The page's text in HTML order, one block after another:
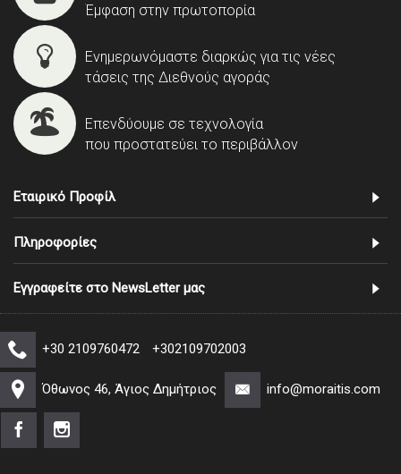
Έμφαση στην πρωτοπορία
Ενημερωνόμαστε διαρκώς για τις νέες
τάσεις της Διεθνούς αγοράς
Επενδύουμε σε τεχνολογία
που προστατεύει το περιβάλλον
Εταιρικό Προφίλ
Πληροφορίες
Εγγραφείτε στο NewsLetter μας
+30 2109760472 +302109702003
Όθωνος 46, Άγιος Δημήτριος info@moraitis.com